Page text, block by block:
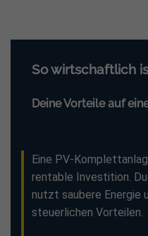
So wirtschaftlich
Deine Vorteile auf
Eine PV-
rentable Investition.
nutzt saubere Energie
steuerlichen Vorteilen.